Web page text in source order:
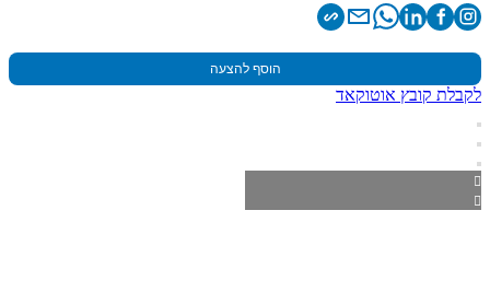
הוסף להצעה
לקבלת קובץ אוטוקאד